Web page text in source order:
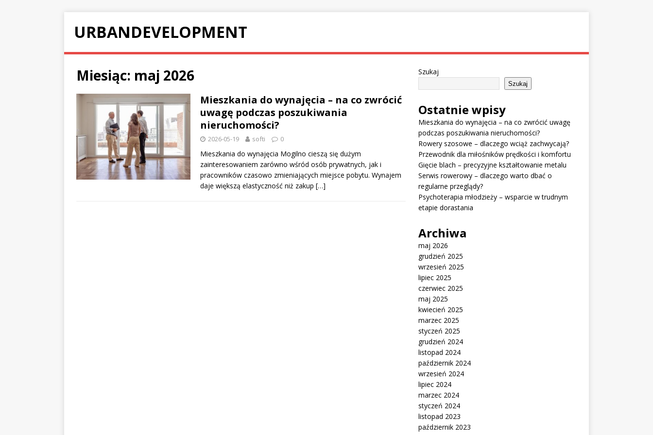
URBANDEVELOPMENT
Miesiąc: maj 2026
Mieszkania do wynajęcia – na co zwrócić
uwagę podczas poszukiwania
nieruchomości?
2026-05-19 softi 0
Mieszkania do wynajęcia Mogilno cieszą się dużym
zainteresowaniem zarówno wśród osób prywatnych, jak i
pracowników czasowo zmieniających miejsce pobytu. Wynajem
daje większą elastyczność niż zakup […]
Szukaj
Szukaj
Ostatnie wpisy
Mieszkania do wynajęcia – na co zwrócić uwagę
podczas poszukiwania nieruchomości?
Rowery szosowe – dlaczego wciąż zachwycają?
Przewodnik dla miłośników prędkości i komfortu
Gięcie blach – precyzyjne kształtowanie metalu
Serwis rowerowy – dlaczego warto dbać o
regularne przeglądy?
Psychoterapia młodzieży – wsparcie w trudnym
etapie dorastania
Archiwa
maj 2026
grudzień 2025
wrzesień 2025
lipiec 2025
czerwiec 2025
maj 2025
kwiecień 2025
marzec 2025
styczeń 2025
grudzień 2024
listopad 2024
październik 2024
wrzesień 2024
lipiec 2024
marzec 2024
styczeń 2024
listopad 2023
październik 2023